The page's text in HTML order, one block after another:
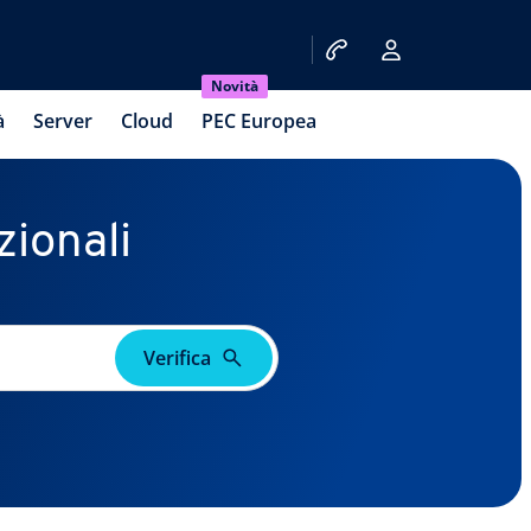
Server Cloud
Novità
PEC Europea
Verifica